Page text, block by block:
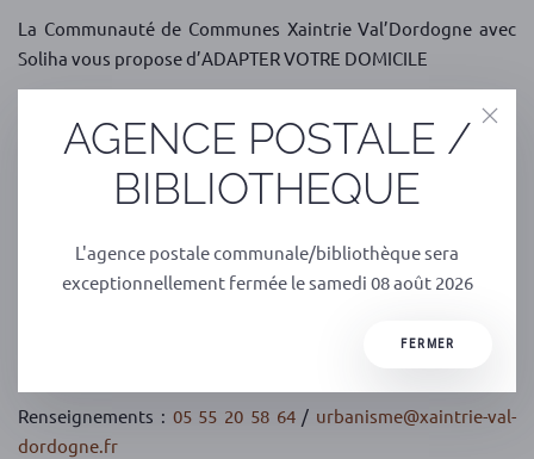
La Communauté de Communes Xaintrie Val’Dordogne avec
Soliha vous propose d’ADAPTER VOTRE DOMICILE
place Joseph Faure
DES ASTUCES, DES IDÉES POUR UN CHEZ-SOI
CONFORTABLE, POUR VOUS-MÊME ET POUR VOS PROCHES
VENEZ VOUS RENSEIGNER SUR LES AIDES FINANCIÈRES
Renseignements : 05 55 20 58 64/ urbanisme@xaintrie-val-
dordogne.fr
AGENCE POSTALE /
BIBLIOTHEQUE
L'agence postale communale/bibliothèque sera
exceptionnellement fermée le samedi 08 août 2026
FERMER